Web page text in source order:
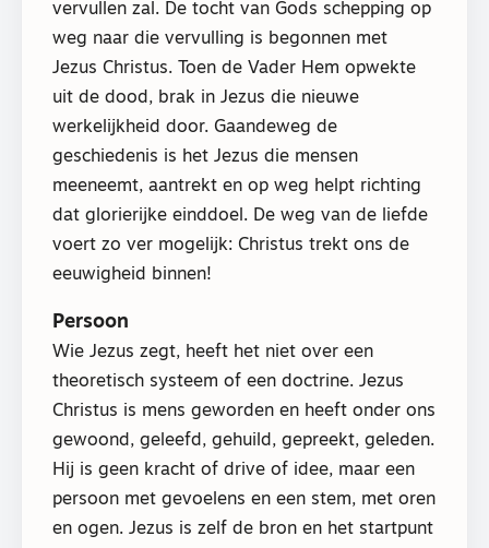
vervullen zal. De tocht van Gods schepping op
weg naar die vervulling is begonnen met
Jezus Christus. Toen de Vader Hem opwekte
uit de dood, brak in Jezus die nieuwe
werkelijkheid door. Gaandeweg de
geschiedenis is het Jezus die mensen
meeneemt, aantrekt en op weg helpt richting
dat glorierijke einddoel. De weg van de liefde
voert zo ver mogelijk: Christus trekt ons de
eeuwigheid binnen!
Persoon
Wie Jezus zegt, heeft het niet over een
theoretisch systeem of een doctrine. Jezus
Christus is mens geworden en heeft onder ons
gewoond, geleefd, gehuild, gepreekt, geleden.
Hij is geen kracht of drive of idee, maar een
persoon met gevoelens en een stem, met oren
en ogen. Jezus is zelf de bron en het startpunt